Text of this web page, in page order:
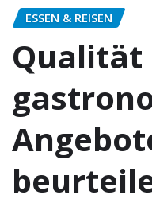
ESSEN & REISEN
Qualität